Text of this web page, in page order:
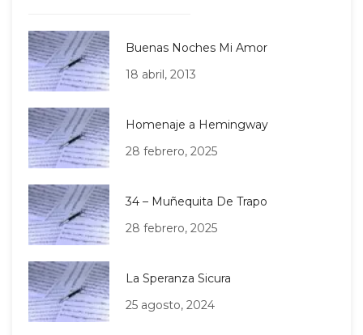
Buenas Noches Mi Amor
18 abril, 2013
Homenaje a Hemingway
28 febrero, 2025
34 – Muñequita De Trapo
28 febrero, 2025
La Speranza Sicura
25 agosto, 2024